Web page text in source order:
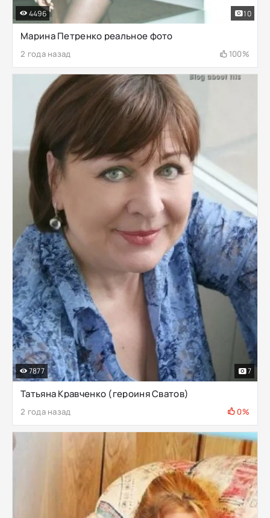
Марина Петренко реальное фото
2 года назад 100%
4496 10
Татьяна Кравченко (героиня Сватов)
2 года назад 0%
7877 7